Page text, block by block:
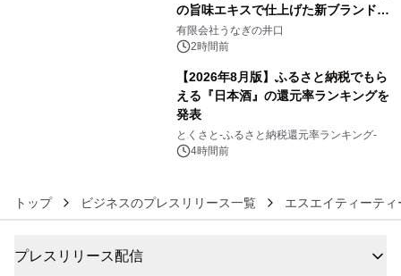
の旨味エキスで仕上げた新ブランド
「井口の誉」誕生
有限会社うなぎの井口
2時間前
【2026年8月版】ふるさと納税でもら
える『日本酒』の還元率ランキングを
発表
とくさと-ふるさと納税還元率ランキング-
4時間前
トップ ビジネスのプレスリリース一覧 エスエイティーテ
プレスリリース配信